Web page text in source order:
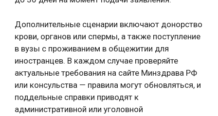
Дополнительные сценарии включают донорство
крови, органов или спермы, а также поступление
в вузы с проживанием в общежитии для
иностранцев. В каждом случае проверяйте
актуальные требования на сайте Минздрава РФ
или консульства — правила могут обновляться, и
поддельные справки приводят к
административной или уголовной